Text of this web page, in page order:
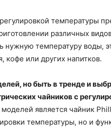
температуры
различных
нужную температуру воды,
кофе или других напитков.
но быть в тренде и
чайников с
является чайник
температуры, но и